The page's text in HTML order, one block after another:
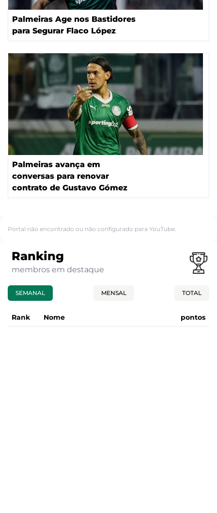
Palmeiras Age nos Bastidores
para Segurar Flaco López
Palmeiras avança em
conversas para renovar
contrato de Gustavo Gómez
Portal não encontrado ou não configurado para YouTube.
Ranking
membros em destaque
SEMANAL MENSAL TOTAL
Rank Nome pontos